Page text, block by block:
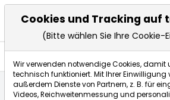
Cookies und Tracking auf
(Bitte wählen Sie Ihre Cookie-
Wir verwenden notwendige Cookies, damit
technisch funktioniert. Mit Ihrer Einwilligung
außerdem Dienste von Partnern, z. B. für
Videos, Reichweitenmessung und